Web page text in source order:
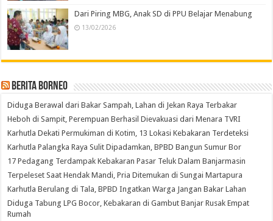
Dari Piring MBG, Anak SD di PPU Belajar Menabung
13/02/2026
Berita Borneo
Diduga Berawal dari Bakar Sampah, Lahan di Jekan Raya Terbakar
Heboh di Sampit, Perempuan Berhasil Dievakuasi dari Menara TVRI
Karhutla Dekati Permukiman di Kotim, 13 Lokasi Kebakaran Terdeteksi
Karhutla Palangka Raya Sulit Dipadamkan, BPBD Bangun Sumur Bor
17 Pedagang Terdampak Kebakaran Pasar Teluk Dalam Banjarmasin
Terpeleset Saat Hendak Mandi, Pria Ditemukan di Sungai Martapura
Karhutla Berulang di Tala, BPBD Ingatkan Warga Jangan Bakar Lahan
Diduga Tabung LPG Bocor, Kebakaran di Gambut Banjar Rusak Empat
Rumah